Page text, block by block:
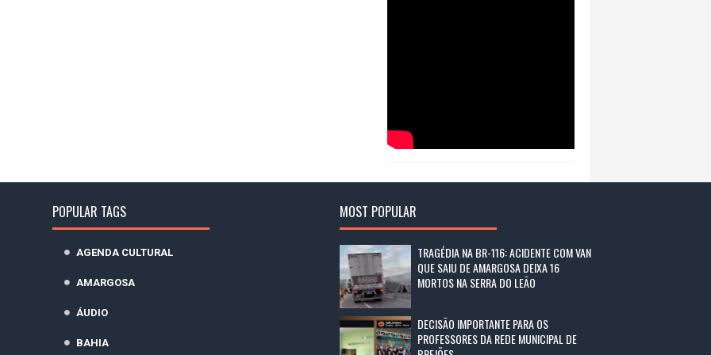
POPULAR TAGS
AGENDA CULTURAL
AMARGOSA
ÁUDIO
BAHIA
MOST POPULAR
TRAGÉDIA NA BR-116: ACIDENTE COM VAN
QUE SAIU DE AMARGOSA DEIXA 16
MORTOS NA SERRA DO LEÃO
DECISÃO IMPORTANTE PARA OS
PROFESSORES DA REDE MUNICIPAL DE